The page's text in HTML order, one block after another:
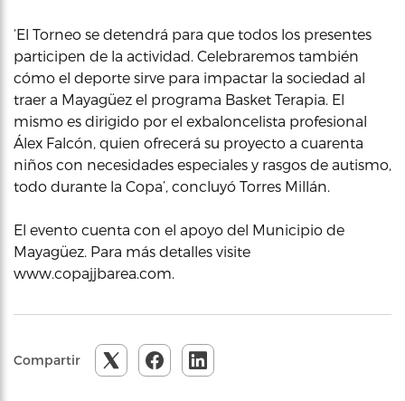
‘El Torneo se detendrá para que todos los presentes
participen de la actividad. Celebraremos también
cómo el deporte sirve para impactar la sociedad al
traer a Mayagüez el programa Basket Terapia. El
mismo es dirigido por el exbaloncelista profesional
Álex Falcón, quien ofrecerá su proyecto a cuarenta
niños con necesidades especiales y rasgos de autismo,
todo durante la Copa’, concluyó Torres Millán.
El evento cuenta con el apoyo del Municipio de
Mayagüez. Para más detalles visite
www.copajjbarea.com.
Compartir